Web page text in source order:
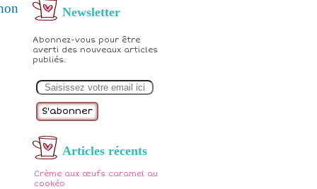
Newsletter
Abonnez-vous pour être
averti des nouveaux articles
publiés.
m
Articles récents
Crème aux œufs caramel au
cookéo